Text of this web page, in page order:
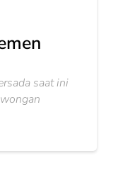
saat ini